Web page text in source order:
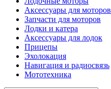
Аксессуары для моторов
Запчасти для моторов
Лодки и катера
Аксессуары для лодок
Прицепы
Эхолокация
Навигация и радиосвязь
Мототехника